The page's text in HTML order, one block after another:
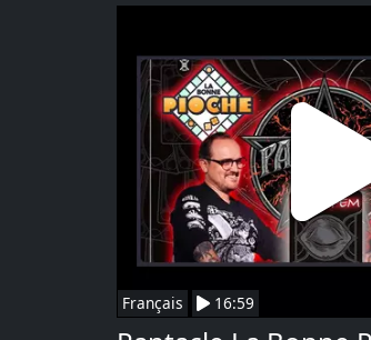
Français 16:59